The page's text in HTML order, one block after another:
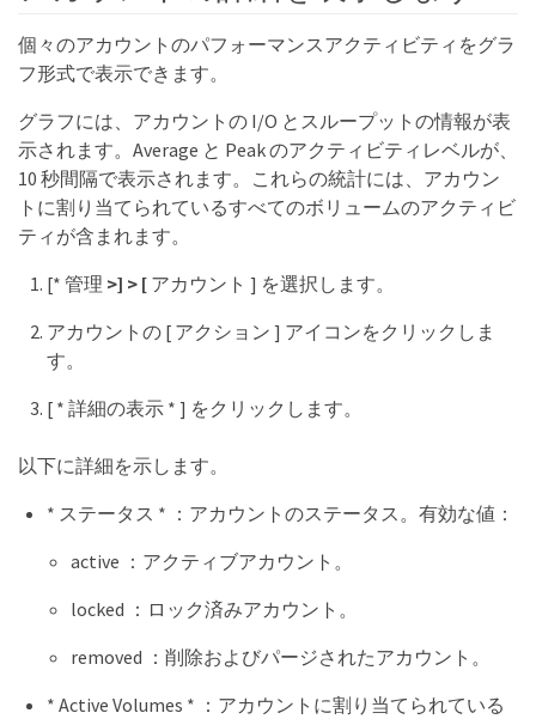
個々のアカウントのパフォーマンスアクティビティをグラ
フ形式で表示できます。
グラフには、アカウントの I/O とスループットの情報が表
示されます。Average と Peak のアクティビティレベルが、
10 秒間隔で表示されます。これらの統計には、アカウン
トに割り当てられているすべてのボリュームのアクティビ
ティが含まれます。
[* 管理 >] > [アカウント ] を選択します。
アカウントの [ アクション ] アイコンをクリックしま
す。
[ * 詳細の表示 * ] をクリックします。
以下に詳細を示します。
* ステータス * ：アカウントのステータス。有効な値：
active ：アクティブアカウント。
locked ：ロック済みアカウント。
removed ：削除およびパージされたアカウント。
* Active Volumes * ：アカウントに割り当てられている